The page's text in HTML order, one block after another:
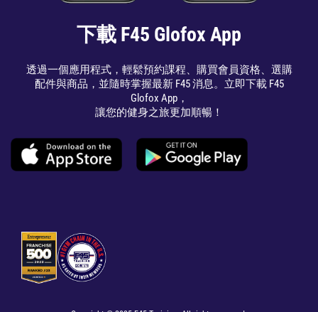
下載 F45 Glofox App
透過一個應用程式，輕鬆預約課程、購買會員資格、選購
配件與商品，並隨時掌握最新 F45 消息。立即下載 F45
Glofox App，
讓您的健身之旅更加順暢！